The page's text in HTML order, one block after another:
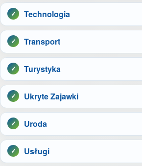
Technologia
Transport
Turystyka
Ukryte Zajawki
Uroda
Usługi